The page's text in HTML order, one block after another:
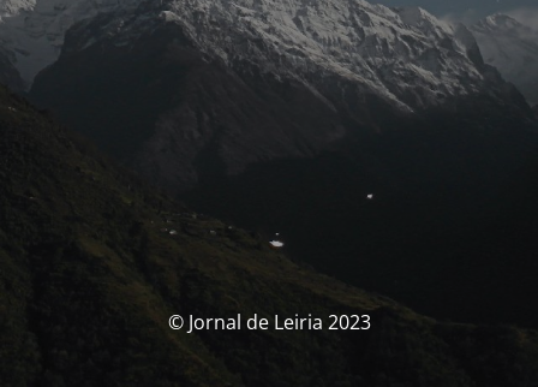
© Jornal de Leiria 2023